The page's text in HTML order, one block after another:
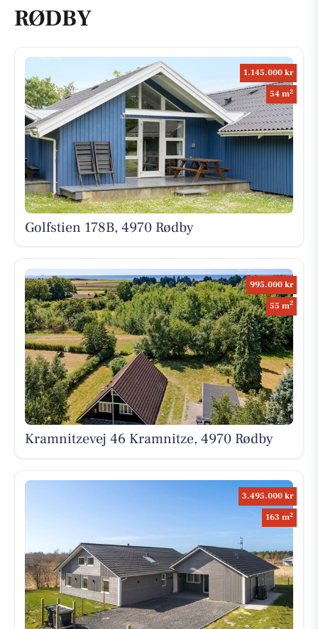
RØDBY
1.145.000 kr
54 m2
Golfstien 178B, 4970 Rødby
995.000 kr
55 m2
Kramnitzevej 46 Kramnitze, 4970 Rødby
3.495.000 kr
163 m2